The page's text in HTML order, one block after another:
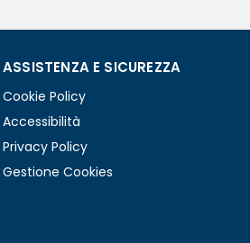
ASSISTENZA E SICUREZZA
Cookie Policy
Accessibilità
Privacy Policy
Gestione Cookies